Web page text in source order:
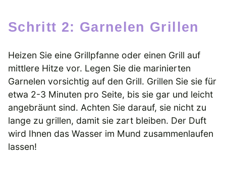
Schritt 2: Garnelen Grillen
Heizen Sie eine Grillpfanne oder einen Grill auf
mittlere Hitze vor. Legen Sie die marinierten
Garnelen vorsichtig auf den Grill. Grillen Sie sie für
etwa 2-3 Minuten pro Seite, bis sie gar und leicht
angebräunt sind. Achten Sie darauf, sie nicht zu
lange zu grillen, damit sie zart bleiben. Der Duft
wird Ihnen das Wasser im Mund zusammenlaufen
lassen!